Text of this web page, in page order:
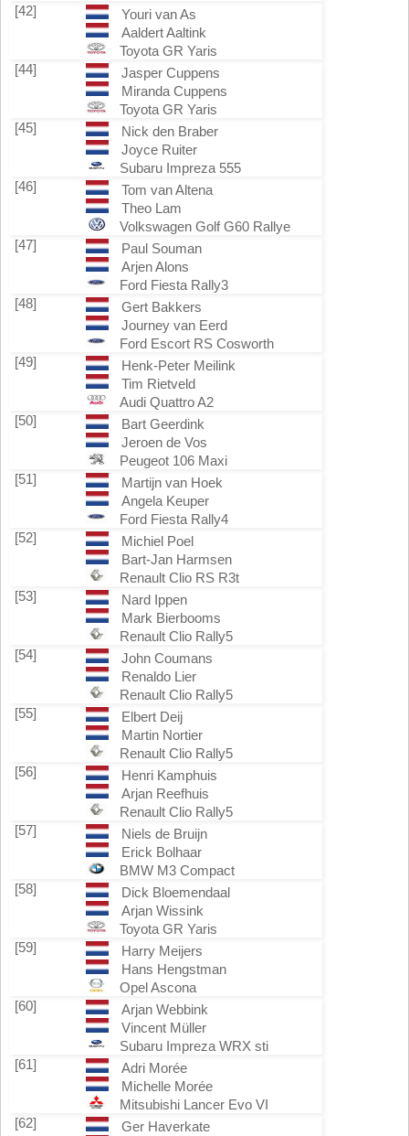
[42]
Youri van As
Aaldert Aaltink
Toyota GR Yaris
[44]
Jasper Cuppens
Miranda Cuppens
Toyota GR Yaris
[45]
Nick den Braber
Joyce Ruiter
Subaru Impreza 555
[46]
Tom van Altena
Theo Lam
Volkswagen Golf G60 Rallye
[47]
Paul Souman
Arjen Alons
Ford Fiesta Rally3
[48]
Gert Bakkers
Journey van Eerd
Ford Escort RS Cosworth
[49]
Henk-Peter Meilink
Tim Rietveld
Audi Quattro A2
[50]
Bart Geerdink
Jeroen de Vos
Peugeot 106 Maxi
[51]
Martijn van Hoek
Angela Keuper
Ford Fiesta Rally4
[52]
Michiel Poel
Bart-Jan Harmsen
Renault Clio RS R3t
[53]
Nard Ippen
Mark Bierbooms
Renault Clio Rally5
[54]
John Coumans
Renaldo Lier
Renault Clio Rally5
[55]
Elbert Deij
Martin Nortier
Renault Clio Rally5
[56]
Henri Kamphuis
Arjan Reefhuis
Renault Clio Rally5
[57]
Niels de Bruijn
Erick Bolhaar
BMW M3 Compact
[58]
Dick Bloemendaal
Arjan Wissink
Toyota GR Yaris
[59]
Harry Meijers
Hans Hengstman
Opel Ascona
[60]
Arjan Webbink
Vincent Müller
Subaru Impreza WRX sti
[61]
Adri Morée
Michelle Morée
Mitsubishi Lancer Evo VI
[62]
Ger Haverkate